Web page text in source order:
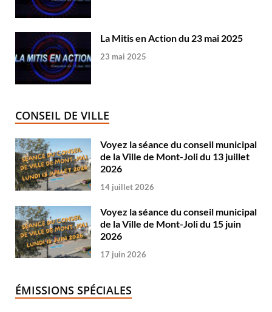
La Mitis en Action du 23 mai 2025
23 mai 2025
CONSEIL DE VILLE
Voyez la séance du conseil municipal
de la Ville de Mont-Joli du 13 juillet
2026
14 juillet 2026
Voyez la séance du conseil municipal
de la Ville de Mont-Joli du 15 juin
2026
17 juin 2026
ÉMISSIONS SPÉCIALES